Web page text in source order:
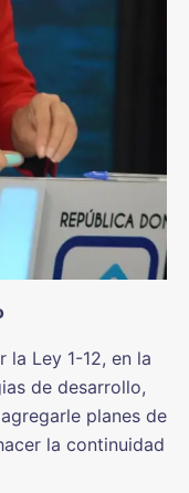
la Ley 1-12, en la
de desarrollo,
planes de
la continuidad